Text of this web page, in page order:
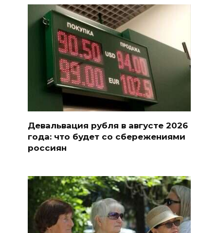
Девальвация рубля в августе 2026
года: что будет со сбережениями
россиян